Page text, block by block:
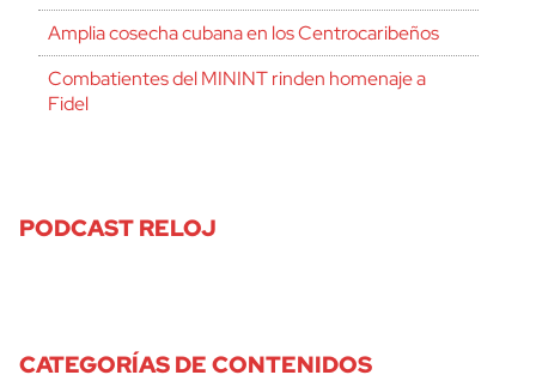
Amplia cosecha cubana en los Centrocaribeños
Combatientes del MININT rinden homenaje a
Fidel
PODCAST RELOJ
CATEGORÍAS DE CONTENIDOS